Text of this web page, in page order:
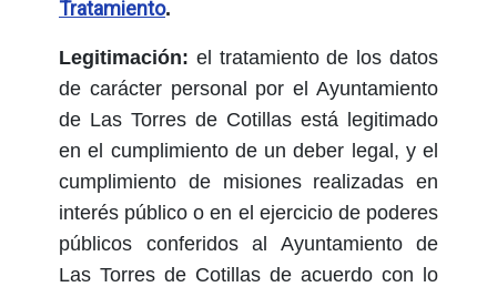
Tratamiento.
Legitimación: el tratamiento de los datos
de carácter personal por el Ayuntamiento
de Las Torres de Cotillas está legitimado
en el cumplimiento de un deber legal, y el
cumplimiento de misiones realizadas en
interés público o en el ejercicio de poderes
públicos conferidos al Ayuntamiento de
Las Torres de Cotillas de acuerdo con lo